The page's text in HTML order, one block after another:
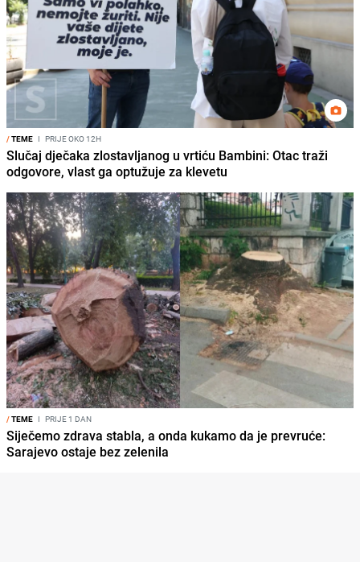
/TEME I PRIJE OKO 12H
Slučaj dječaka zlostavljanog u vrtiću Bambini: Otac traži
odgovore, vlast ga optužuje za klevetu
/TEME I PRIJE 1 DAN
Siječemo zdrava stabla, a onda kukamo da je prevruće:
Sarajevo ostaje bez zelenila